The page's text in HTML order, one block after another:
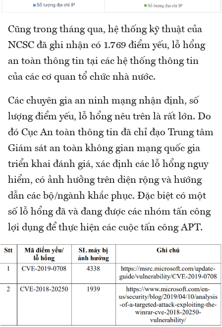
Cũng trong tháng qua, hệ thống kỹ thuật của
NCSC đã ghi nhận có 1.769 điểm yếu, lỗ hổng
an toàn thông tin tại các hệ thống thông tin
của các cơ quan tổ chức nhà nước.
Các chuyên gia an ninh mạng nhận định, số
lượng điểm yếu, lỗ hổng nêu trên là rất lớn. Do
đó Cục An toàn thông tin đã chỉ đạo Trung tâm
Giám sát an toàn không gian mạng quốc gia
triển khai đánh giá, xác định các lỗ hổng nguy
hiểm, có ảnh hưởng trên diện rộng và hướng
dẫn các bộ/ngành khắc phục. Đặc biệt có một
số lỗ hổng đã và đang được các nhóm tấn công
lợi dụng để thực hiện các cuộc tấn công APT.